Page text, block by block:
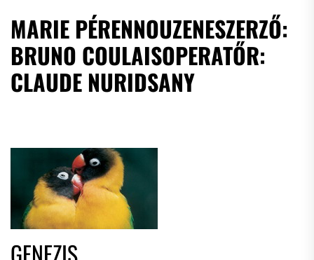
MARIE PÉRENNOUZENESZERZŐ:
BRUNO COULAISOPERATŐR:
CLAUDE NURIDSANY
GENEZIS